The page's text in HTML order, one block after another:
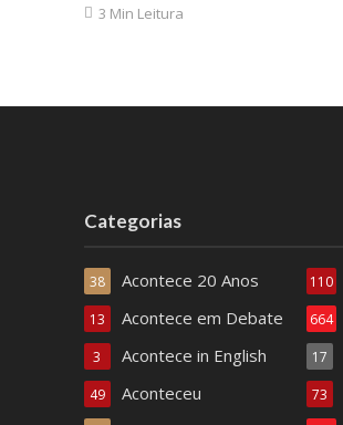
3 Min Leitura
Categorias
Acontece 20 Anos
38
Acontece em Debate
13
Acontece in English
3
Aconteceu
49
110
664
17
73